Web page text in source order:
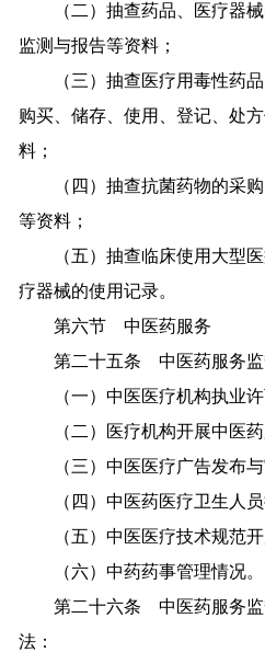
（二）抽查药品、医疗器械
监测与报告等资料；
（三）抽查医疗用毒性药品
购买、储存、使用、登记、处
料；
（四）抽查抗菌药物的采购
等资料；
（五）抽查临床使用大型医
疗器械的使用记录。
第六节 中医药服务
第二十五条 中医药服务监
（一）中医医疗机构执业许
（二）医疗机构开展中医药
（三）中医医疗广告发布与
（四）中医药医疗卫生人员
（五）中医医疗技术规范开
（六）中药药事管理情况。
第二十六条 中医药服务监
法：